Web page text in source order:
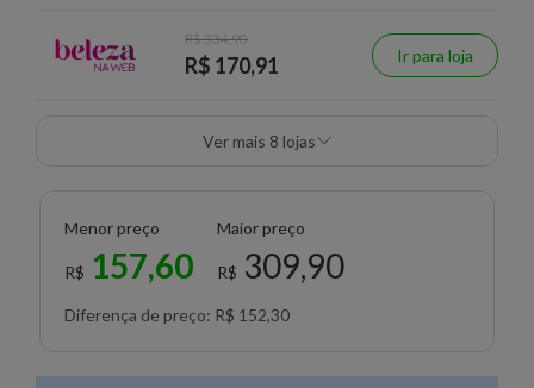
R$ 334,90
R$ 170,91 Ir para loja
Ver mais 8 lojas
Menor preço
R$ 157,60
Maior preço
R$ 309,90
Diferença de preço: R$ 152,30